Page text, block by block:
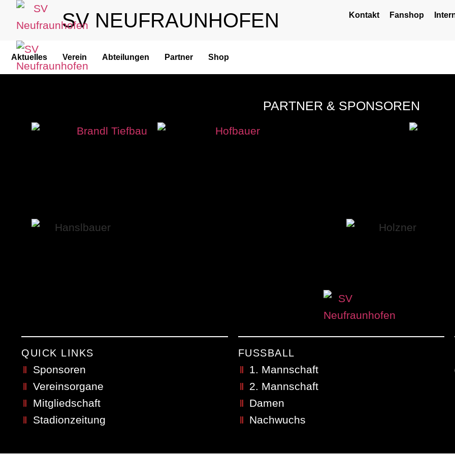
SV NEUFRAUNHOFEN Kontakt Fanshop
Aktuelles Verein Abteilungen Partner Shop
PARTNER & SPONSOREN
QUICK LINKS
Sponsoren
Vereinsorgane
Mitgliedschaft
Stadionzeitung
FUSSBALL
1. Mannschaft
2. Mannschaft
Damen
Nachwuchs